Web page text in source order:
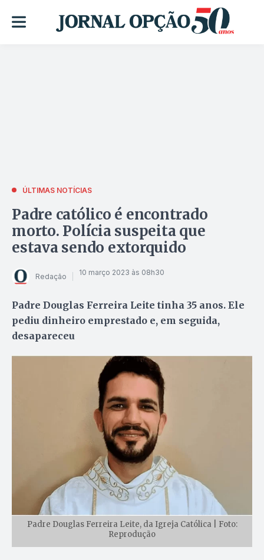
ÚLTIMAS NOTÍCIAS
Padre católico é encontrado
morto. Polícia suspeita que
estava sendo extorquido
Redação 10 março 2023 às 08h30
Padre Douglas Ferreira Leite tinha 35 anos. Ele
pediu dinheiro emprestado e, em seguida,
desapareceu
Padre Douglas Ferreira Leite, da Igreja Católica | Foto:
Reprodução